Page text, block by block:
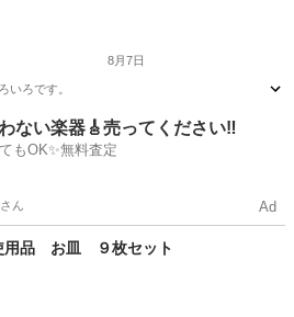
8月7日
ろです。
食器 小皿
わない楽器🎸売ってください‼️
もOK✨無料査定
ん Ad
品 お皿 ９枚セット